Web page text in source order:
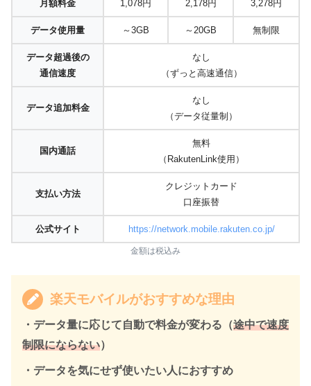
月額料金 1,078円 2,178円 3,278円
データ使用量 ～3GB ～20GB 無制限
データ超過後の
通信速度
なし
（ずっと高速通信）
データ追加料金
なし
（データ従量制）
国内通話
無料
（RakutenLink使用）
支払い方法
クレジットカード
口座振替
公式サイト https://network.mobile.rakuten.co.jp/
金額は税込み
楽天モバイルがおすすめな理由
・データ量に応じて自動で料金が変わる（途中で速度
制限にならない）
・データを気にせず使いたい人におすすめ